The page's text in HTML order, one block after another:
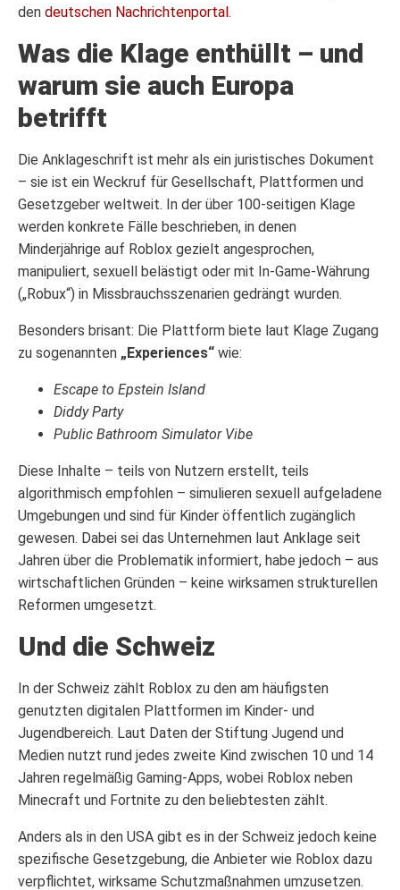
den deutschen Nachrichtenportal .
Was die Klage enthüllt – und
warum sie auch Europa
betrifft
Die Anklageschrift ist mehr als ein juristisches Dokument
– sie ist ein Weckruf für Gesellschaft, Plattformen und
Gesetzgeber weltweit. In der über 100-seitigen Klage
werden konkrete Fälle beschrieben, in denen
Minderjährige auf Roblox gezielt angesprochen,
manipuliert, sexuell belästigt oder mit In-Game-Währung
(„Robux“) in Missbrauchsszenarien gedrängt wurden.
Besonders brisant: Die Plattform biete laut Klage Zugang
zu sogenannten „Experiences“ wie:
Escape to Epstein Island
Diddy Party
Public Bathroom Simulator Vibe
Diese Inhalte – teils von Nutzern erstellt, teils
algorithmisch empfohlen – simulieren sexuell aufgeladene
Umgebungen und sind für Kinder öffentlich zugänglich
gewesen. Dabei sei das Unternehmen laut Anklage seit
Jahren über die Problematik informiert, habe jedoch – aus
wirtschaftlichen Gründen – keine wirksamen strukturellen
Reformen umgesetzt.
Und die Schweiz
In der Schweiz zählt Roblox zu den am häufigsten
genutzten digitalen Plattformen im Kinder- und
Jugendbereich. Laut Daten der Stiftung Jugend und
Medien nutzt rund jedes zweite Kind zwischen 10 und 14
Jahren regelmäßig Gaming-Apps, wobei Roblox neben
Minecraft und Fortnite zu den beliebtesten zählt.
Anders als in den USA gibt es in der Schweiz jedoch keine
spezifische Gesetzgebung, die Anbieter wie Roblox dazu
verpflichtet, wirksame Schutzmaßnahmen umzusetzen.